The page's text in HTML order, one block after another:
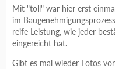
Mit "toll" war hier erst
im
reife Leistung, wie jeder
eingereicht hat.
Gibt es mal wieder Fotos